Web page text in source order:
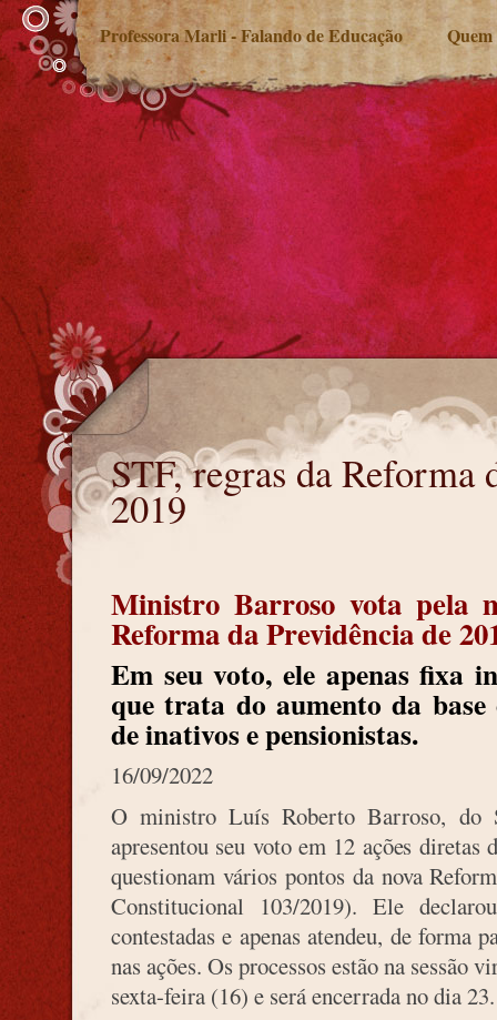
Professora Marli - Falando de Educação Quem
STF, regras da Reforma
2019
STF, regras da Reforma da Previdência de 2019
Ministro Barroso vota pela
Reforma da Previdência de
Em seu voto, ele apenas fixa
que trata do aumento da
de inativos e pensionistas.
16/09/2022
O ministro Luís Roberto Barroso, do
apresentou seu voto em 12 ações
questionam vários pontos da nova
Constitucional 103/2019). Ele
contestadas e apenas atendeu, de forma
nas ações. Os processos estão na sessão
sexta-feira (16) e será encerrada no dia 23.